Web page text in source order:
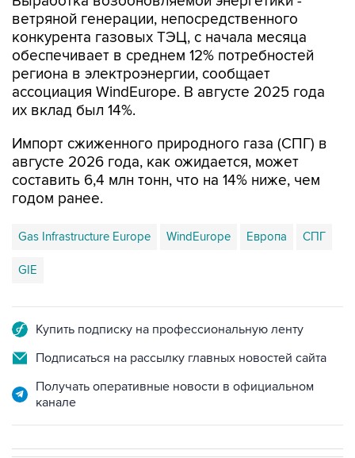
ветряной генерации, непосредственного
конкурента газовых ТЭЦ, с начала месяца
обеспечивает в среднем 12% потребностей
региона в электроэнергии, сообщает
ассоциация WindEurope. В августе 2025 года
их вклад был 14%.
Импорт сжиженного природного газа (СПГ) в
августе 2026 года, как ожидается, может
составить 6,4 млн тонн, что на 14% ниже, чем
годом ранее.
Gas Infrastructure Europe WindEurope Европа СПГ
GIE
Купить подписку на профессиональную ленту
Подписаться на рассылку главных новостей сайта
Получать оперативные новости в официальном
канале